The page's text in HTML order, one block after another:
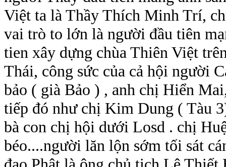
Việt ta là Thầy Thích Minh Trí,
vai trò to lớn là người đầu tiên
tien xây dựng chùa Thiên Việt
Thái, công sức của cả hội người
bảo ( già Bảo ) , anh chị Hiển
tiếp đó như chị Kim Dung ( Tàu
bà con chị hội dưới Losd . chị
béo....người lăn lộn sớm tối sát